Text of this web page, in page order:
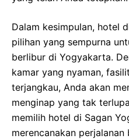
Dalam kesimpulan, hotel
pilihan yang sempurna
berlibur di Yogyakarta.
kamar yang nyaman,
terjangkau, Anda akan
menginap yang tak
memilih hotel di Sagan
merencanakan